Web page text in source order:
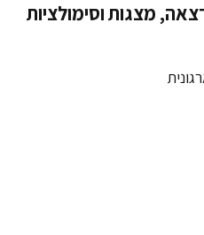
מצגות וסימולציות